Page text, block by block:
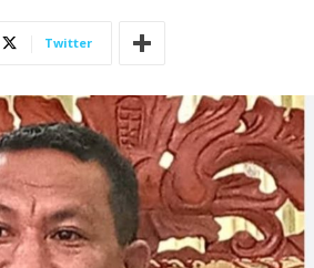
Twitter